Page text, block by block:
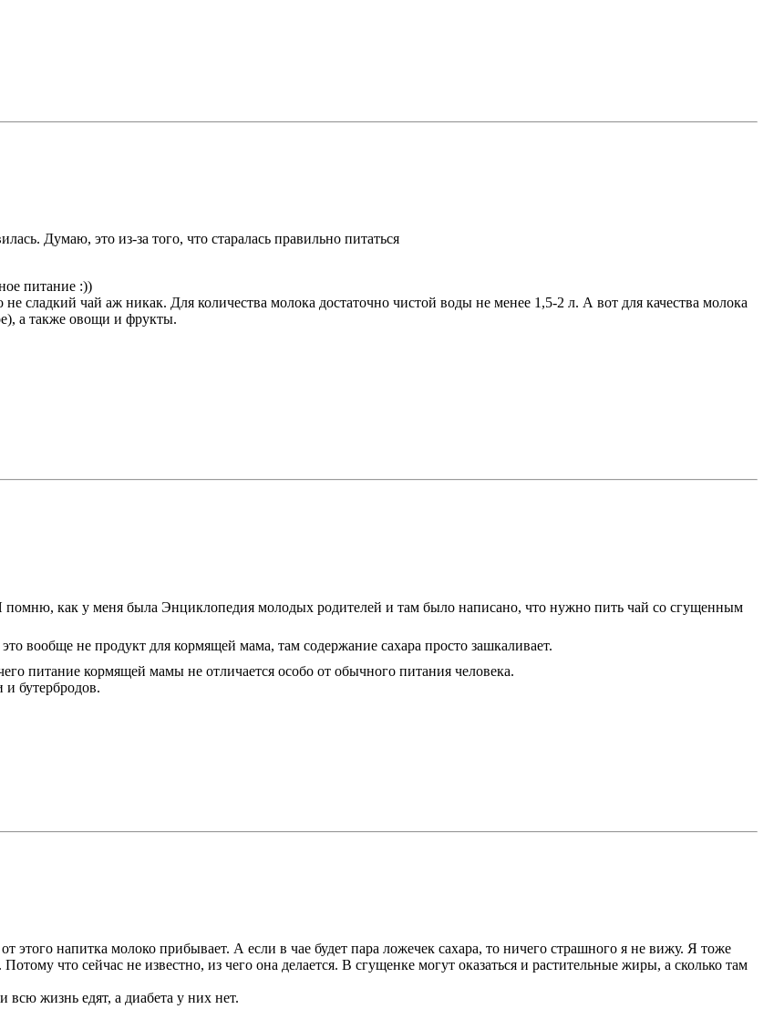
Думаю, это из-за того, что старалась правильно питаться
питание :))
сладкий чай аж никак. Для количества молока достаточно чистой воды не менее 1,5-2 л. А вот для качества молока
а также овощи и фрукты.
помню, как у меня была Энциклопедия молодых родителей и там было написано, что нужно пить чай со сгущенным
вообще не продукт для кормящей мама, там содержание сахара просто зашкаливает.
питание кормящей мамы не отличается особо от обычного питания человека.
и бутербродов.
этого напитка молоко прибывает. А если в чае будет пара ложечек сахара, то ничего страшного я не вижу. Я тоже
что сейчас не известно, из чего она делается. В сгущенке могут оказаться и растительные жиры, а сколько там
всю жизнь едят, а диабета у них нет.